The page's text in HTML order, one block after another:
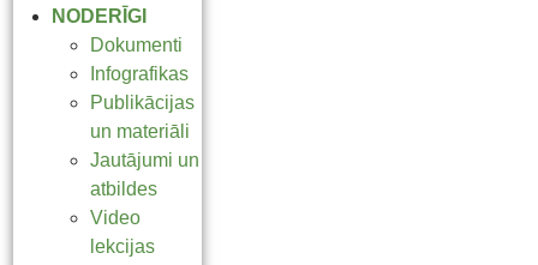
NODERĪGI
Dokumenti
Infografikas
Publikācijas
un materiāli
Jautājumi un
atbildes
Video
lekcijas